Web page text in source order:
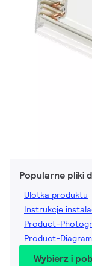
Popularne pliki
Ulotka produktu
Instrukcje
Product-
Product-
Wybierz i